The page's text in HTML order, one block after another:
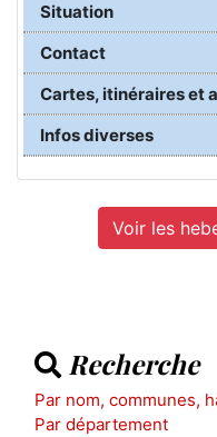
Situation
Contact
Cartes, itinéraires et
Infos diverses
Voir les
Recherche
Par nom, communes,
Par département